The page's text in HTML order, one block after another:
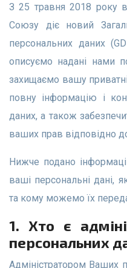
З 25 травня 2018 року в усіх країнах Європейського
Союзу діє новий
персональних даних
описуємо надані нами
захищаємо вашу
повну інформацію і
даних, а також
ваших прав відповідно
Нижче подано інформацію про те, як ми обробляємо
ваші персональні дані,
та кому можемо їх
1. Хто є адміністратором Ваших
персональних
Адміністратором Ваших персональних даних є фізична